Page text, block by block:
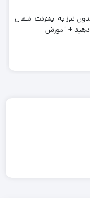
نیاز به اینترنت انتقال
دهید + آموزش